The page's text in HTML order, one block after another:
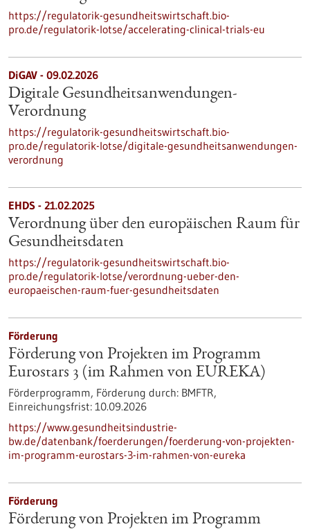
https://regulatorik-gesundheitswirtschaft.bio-
pro.de/regulatorik-lotse/accelerating-clinical-trials-eu
DiGAV - 09.02.2026
Digitale Gesundheitsanwendungen-
Verordnung
https://regulatorik-gesundheitswirtschaft.bio-
pro.de/regulatorik-lotse/digitale-gesundheitsanwendungen-
verordnung
EHDS - 21.02.2025
Verordnung über den europäischen Raum für
Gesundheitsdaten
https://regulatorik-gesundheitswirtschaft.bio-
pro.de/regulatorik-lotse/verordnung-ueber-den-
europaeischen-raum-fuer-gesundheitsdaten
Förderung
Förderung von Projekten im Programm
Eurostars 3 (im Rahmen von EUREKA)
Förderprogramm, Förderung durch: BMFTR,
Einreichungsfrist: 10.09.2026
https://www.gesundheitsindustrie-
bw.de/datenbank/foerderungen/foerderung-von-projekten-
im-programm-eurostars-3-im-rahmen-von-eureka
Förderung
Förderung von Projekten im Programm